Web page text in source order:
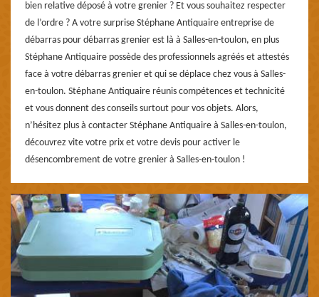
bien relative déposé à votre grenier ? Et vous souhaitez respecter
de l’ordre ? A votre surprise Stéphane Antiquaire entreprise de
débarras pour débarras grenier est là à Salles-en-toulon, en plus
Stéphane Antiquaire possède des professionnels agréés et attestés
face à votre débarras grenier et qui se déplace chez vous à Salles-
en-toulon. Stéphane Antiquaire réunis compétences et technicité
et vous donnent des conseils surtout pour vos objets. Alors,
n’hésitez plus à contacter Stéphane Antiquaire à Salles-en-toulon,
découvrez vite votre prix et votre devis pour activer le
désencombrement de votre grenier à Salles-en-toulon !